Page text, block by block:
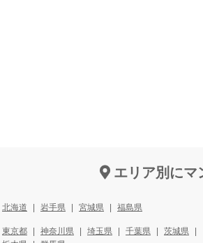
エリア別にマ
北海道 岩手県 宮城県 福島県
東京都 神奈川県 埼玉県 千葉県
茨城県